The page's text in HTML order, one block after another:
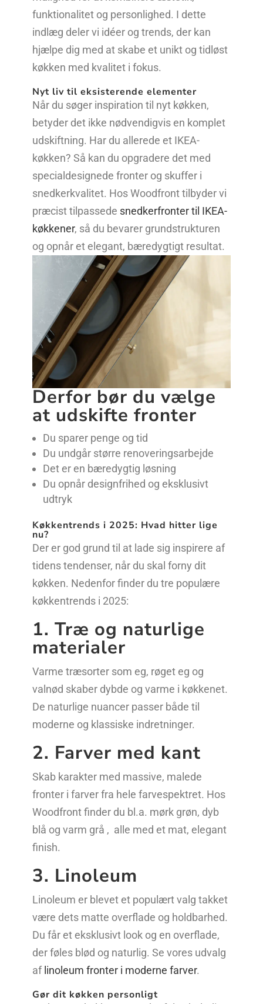
funktionalitet og personlighed. I dette
indlæg deler vi idéer og trends, der kan
hjælpe dig med at skabe et unikt og tidløst
køkken med kvalitet i fokus.
Nyt liv til eksisterende elementer
Når du søger inspiration til nyt køkken,
betyder det ikke nødvendigvis en komplet
udskiftning. Har du allerede et IKEA-
køkken? Så kan du opgradere det med
specialdesignede fronter og skuffer i
snedkerkvalitet. Hos Woodfront tilbyder vi
præcist tilpassede snedkerfronter til IKEA-
køkkener, så du bevarer grundstrukturen
og opnår et elegant, bæredygtigt resultat.
Derfor bør du vælge
at udskifte fronter
Du sparer penge og tid
Du undgår større renoveringsarbejde
Det er en bæredygtig løsning
Du opnår designfrihed og eksklusivt
udtryk
Køkkentrends i 2025: Hvad hitter lige
nu?
Der er god grund til at lade sig inspirere af
tidens tendenser, når du skal forny dit
køkken. Nedenfor finder du tre populære
køkkentrends i 2025:
1. Træ og naturlige
materialer
Varme træsorter som eg, røget eg og
valnød skaber dybde og varme i køkkenet.
De naturlige nuancer passer både til
moderne og klassiske indretninger.
2. Farver med kant
Skab karakter med massive, malede
fronter i farver fra hele farvespektret. Hos
Woodfront finder du bl.a. mørk grøn, dyb
blå og varm grå , alle med et mat, elegant
finish.
3. Linoleum
Linoleum er blevet et populært valg takket
være dets matte overflade og holdbarhed.
Du får et eksklusivt look og en overflade,
der føles blød og naturlig. Se vores udvalg
aflinoleum fronter i moderne farver.
Gør dit køkken personligt